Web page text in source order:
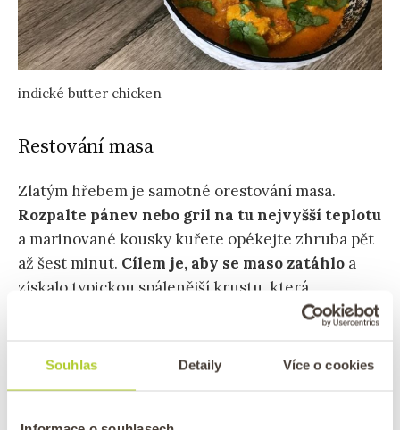
Souhlas Detaily Více o cookies
indické butter chicken
Restování masa
Zlatým hřebem je samotné orestování masa.
Rozpalte pánev nebo gril na tu nejvyšší teplotu
a marinované kousky kuřete opékejte zhruba pět
až šest minut. Cílem je, aby se maso zatáhlo a
získalo typickou spálenější krustu, která
Takto
hladké omáčky
a nechte vše společně ještě pár